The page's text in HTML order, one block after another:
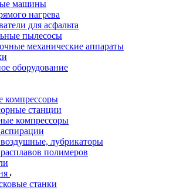
машины
нагрева
для асфальта
пылесосы
механические аппараты
оборудование
компрессоры
станции
компрессоры
лубрикаторы
полимеров
станки